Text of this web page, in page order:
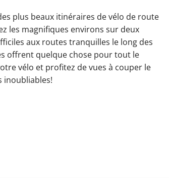
plus beaux itinéraires de vélo de route
les magnifiques environs sur deux
aux routes tranquilles le long des
offrent quelque chose pour tout le
vélo et profitez de vues à couper le
inoubliables!